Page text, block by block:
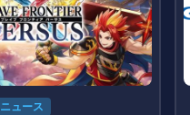
ニュース